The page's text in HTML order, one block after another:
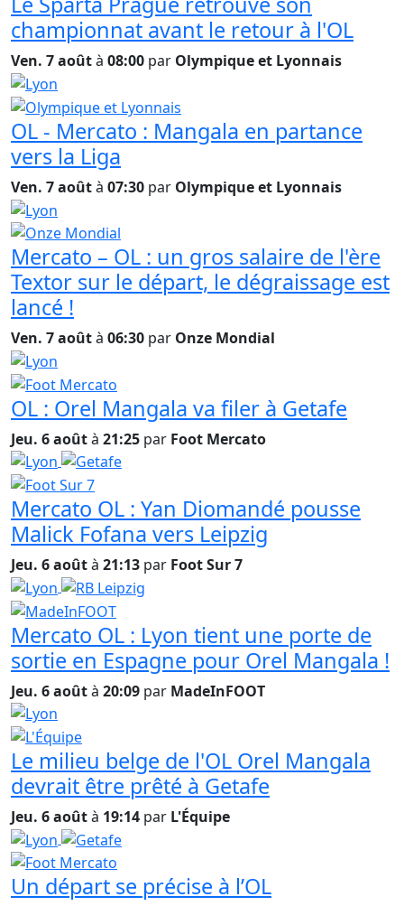
championnat avant le retour à l'OL
Ven. 7 aoûtà 08:00 par Olympique et Lyonnais
OL - Mercato : Mangala en partance
vers la Liga
Ven. 7 aoûtà 07:30 par Olympique et Lyonnais
Mercato – OL : un gros salaire de l'ère
Textor sur le départ, le dégraissage est
lancé !
Ven. 7 aoûtà 06:30 par Onze Mondial
OL : Orel Mangala va filer à Getafe
Jeu. 6 aoûtà 21:25 par Foot Mercato
Mercato OL : Yan Diomandé pousse
Malick Fofana vers Leipzig
Jeu. 6 aoûtà 21:13 par Foot Sur 7
Mercato OL : Lyon tient une porte de
sortie en Espagne pour Orel Mangala !
Jeu. 6 aoûtà 20:09 par MadeInFOOT
Le milieu belge de l'OL Orel Mangala
devrait être prêté à Getafe
Jeu. 6 aoûtà 19:14 par L'Équipe
Un départ se précise à l’OL